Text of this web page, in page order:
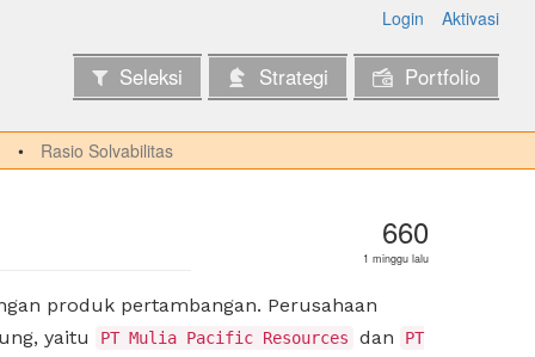
Login Aktivasi
Seleksi Strategi Portfolio
Rasio Solvabilitas
660
1 minggu lalu
produk pertambangan. Perusahaan
yaitu
PT Mulia Pacific Resources dan
PT